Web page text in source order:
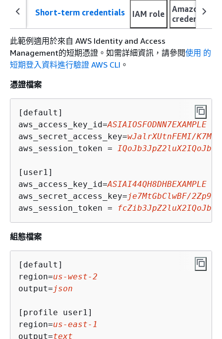
Short-term credentials IAM role
Amazon
credentials
此範例適用於來自 AWS Identity and Access
Management的短期憑證。如需詳細資訊，請參閱使用 的
短期登入資料進行驗證 AWS CLI 。
憑證檔案
[default]
aws_access_key_id=ASIAIOSFODNN7EXAMPLE
aws_secret_access_key=wJalrXUtnFEMI/
aws_session_token =
[user1]
aws_access_key_id=ASIAI44QH8DHBEXAMPLE
aws_secret_access_key= je7MtGbClwBF/
aws_session_token =
組態檔案
[default]
region=us-west-2
output= json
[profile user1]
region=us-east-1
output=text